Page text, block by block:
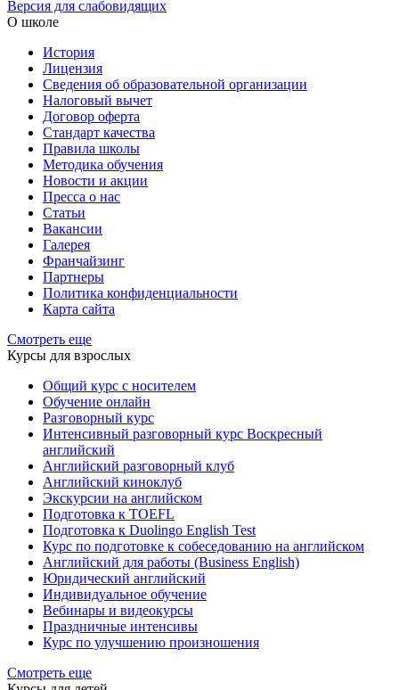
Версия для слабовидящих
О школе
История
Лицензия
Сведения об образовательной организации
Налоговый вычет
Договор оферта
Стандарт качества
Правила школы
Методика обучения
Новости и акции
Пресса о нас
Статьи
Вакансии
Галерея
Франчайзинг
Партнеры
Политика конфиденциальности
Карта сайта
Смотреть еще
Курсы для взрослых
Общий курс с носителем
Обучение онлайн
Разговорный курс
Интенсивный разговорный курс Воскресный
английский
Английский разговорный клуб
Английский киноклуб
Экскурсии на английском
Подготовка к TOEFL
Подготовка к Duolingo English Test
Курс по подготовке к собеседованию на английском
Английский для работы (Business English)
Юридический английский
Индивидуальное обучение
Вебинары и видеокурсы
Праздничные интенсивы
Курс по улучшению произношения
Смотреть еще